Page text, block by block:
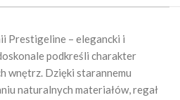
Prestigeline – elegancki i
podkreśli charakter
wnętrz. Dzięki starannemu
naturalnych materiałów, regał